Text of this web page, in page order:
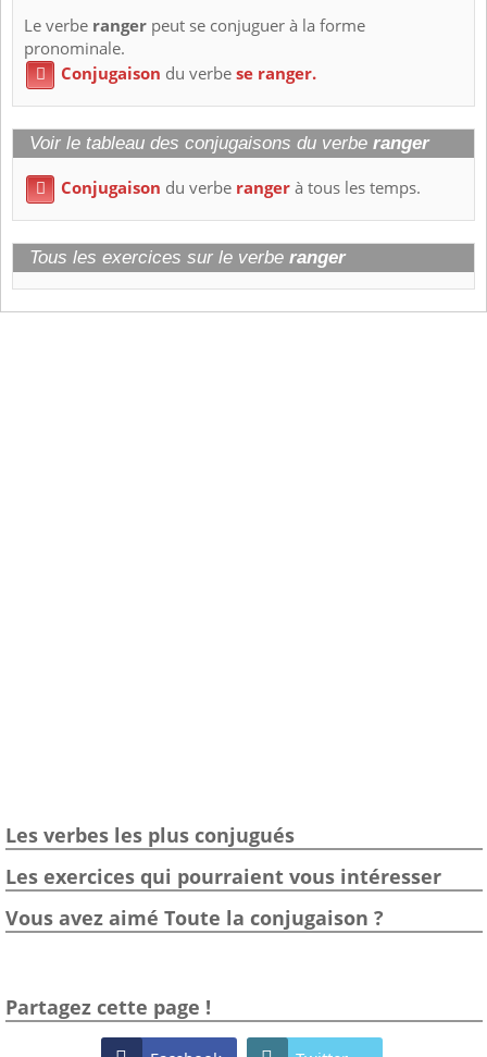
Le verbe ranger peut se conjuguer à la forme
pronominale.
 Conjugaison du verbese ranger.
Voir le tableau des conjugaisons du verbe ranger
 Conjugaison du verbe rangerà tous les temps.
Tous les exercices sur le verbe ranger
Les verbes les plus conjugués
Les exercices qui pourraient vous intéresser
Vous avez aimé Toute la conjugaison ?
Partagez cette page !